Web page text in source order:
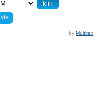
by Multitex